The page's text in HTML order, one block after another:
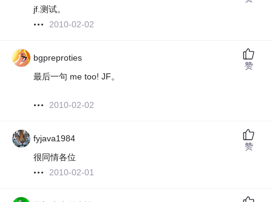
jf.测试。
2010-02-02
bgpreproties
最后一句 me too! JF。
2010-02-02
赞
fyjava1984
很同情各位
2010-02-01
赞